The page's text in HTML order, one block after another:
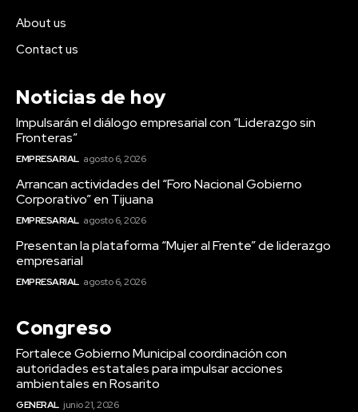
About us
Contact us
Noticias de hoy
Impulsarán el diálogo empresarial con “Liderazgo sin
Fronteras”
EMPRESARIAL agosto 6, 2026
Arrancan actividades del “Foro Nacional Gobierno
Corporativo” en Tijuana
EMPRESARIAL agosto 6, 2026
Presentan la plataforma “Mujer al Frente” de liderazgo
empresarial
EMPRESARIAL agosto 6, 2026
Congreso
Fortalece Gobierno Municipal coordinación con
autoridades estatales para impulsar acciones
ambientales en Rosarito
GENERAL junio 21, 2026